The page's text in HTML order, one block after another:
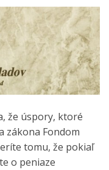
že úspory, ktoré
zákona Fondom
tomu, že pokiaľ
o peniaze